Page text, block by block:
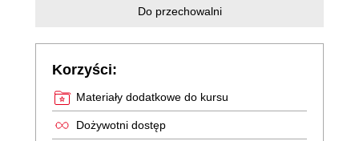
Do przechowalni
Korzyści:
Materiały dodatkowe do kursu
Dożywotni dostęp